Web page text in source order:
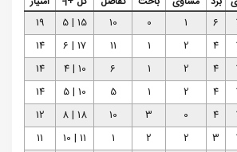
6
1
0
10
15 | 5
19
4
2
1
11
17 | 6
14
4
2
1
6
10 | 4
14
4
2
1
5
10 | 5
14
4
0
3
10
18 | 8
12
3
2
2
1
11 | 10
11